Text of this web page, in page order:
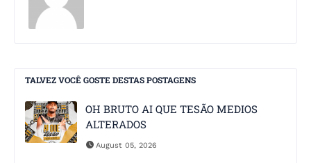
TALVEZ VOCÊ GOSTE DESTAS POSTAGENS
OH BRUTO AI QUE TESÃO MEDIOS
ALTERADOS
August 05, 2026